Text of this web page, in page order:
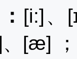
[i:]、
、[æ]
；